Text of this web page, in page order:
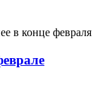
в конце февраля